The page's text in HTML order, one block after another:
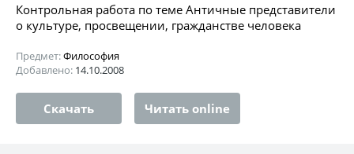
Контрольная работа по теме Античные представители
о культуре, просвещении, гражданстве человека
Предмет:Философия
Добавлено: 14.10.2008
Скачать Читать online